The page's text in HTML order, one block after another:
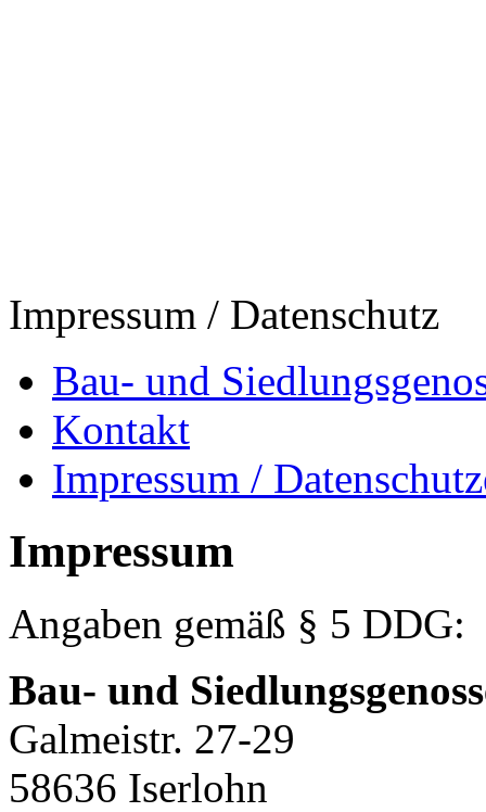
Impressum / Datenschutz
Bau- und
Kontakt
Impressum /
Impressum
Angaben gemäß § 5 DDG:
Bau- und
Galmeistr. 27-29
58636 Iserlohn